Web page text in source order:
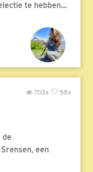
te hebben...
58x
703x
de
een